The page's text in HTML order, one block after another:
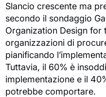
Slancio crescente ma
secondo il sondaggio
Organization Design for
organizzazioni di
pianificando
Tuttavia, il 60% è
implementazione e il
potrebbe comportare.